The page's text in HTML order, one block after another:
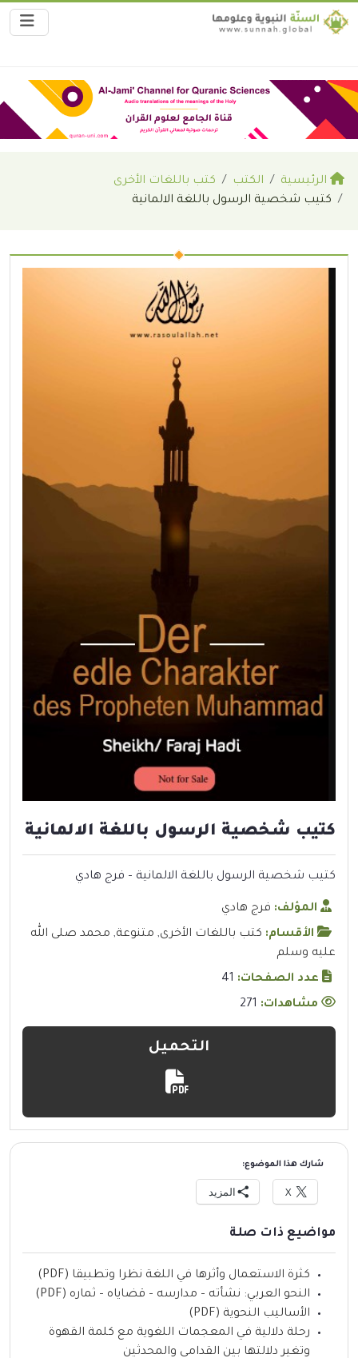
الرئيسية الكتب
كتب باللغات الأخرى
كتيب شخصية الرسول باللغة الالمانية
كتيب شخصية الرسول باللغة الالمانية
كتيب شخصية الرسول باللغة الالمانية – فرج هادي
المؤلف: فرج هادي
الأقسام: كتب باللغات الأخرى, متنوعة, محمد صلى الله
عليه وسلم
عدد الصفحات: 41
مشاهدات:
التحميل
شارك هذا الموضوع:
X المزيد
مواضيع ذات صلة
كثرة الاستعمال وأثرها في اللغة نظرا وتطبيقا (PDF)
النحو العربي: نشأته – مدارسه – قضاياه – ثماره (PDF)
الأساليب النحوية (PDF)
رحلة دلالية في المعجمات اللغوية مع كلمة القهوة
وتغير دلالتها بين القدامى والمحدثين